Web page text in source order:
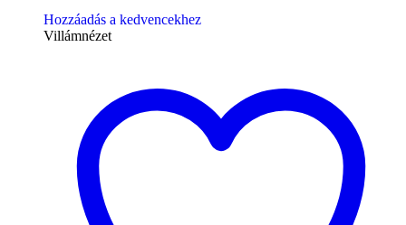
Hozzáadás a kedvencekhez
Villámnézet